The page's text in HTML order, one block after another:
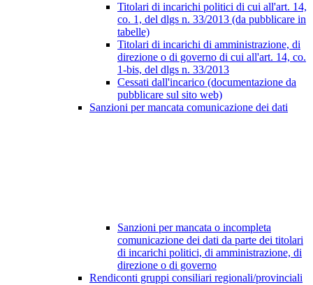
Titolari di incarichi politici di cui all'art. 14,
co. 1, del dlgs n. 33/2013 (da pubblicare in
tabelle)
Titolari di incarichi di amministrazione, di
direzione o di governo di cui all'art. 14, co.
1-bis, del dlgs n. 33/2013
Cessati dall'incarico (documentazione da
pubblicare sul sito web)
Sanzioni per mancata comunicazione dei dati
Sanzioni per mancata o incompleta
comunicazione dei dati da parte dei titolari
di incarichi politici, di amministrazione, di
direzione o di governo
Rendiconti gruppi consiliari regionali/provinciali